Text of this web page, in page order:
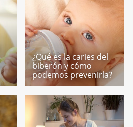
¿Qué es la caries del
biberón y cómo
podemos prevenirla?